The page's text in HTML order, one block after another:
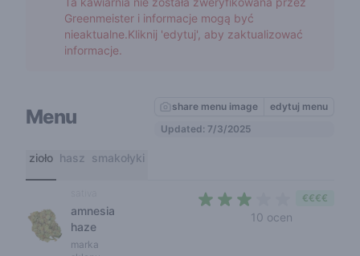
Greenmeister i informacje mogą być
nieaktualne.Kliknij 'edytuj', aby zaktualizować
informacje.
Menu share menu image
edytuj menu
Updated: 7/3/2025
zioło hasz smakołyki
amnesia
haze
marka
10 ocen
€€€€